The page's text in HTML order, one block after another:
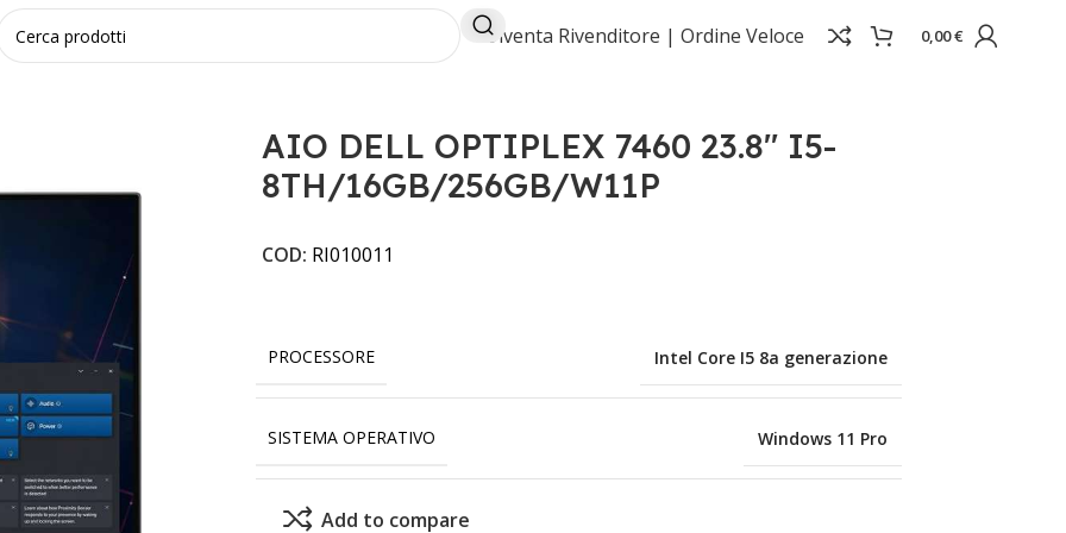
Diventa Rivenditore | Ordine Veloce 0,00€
I5-8TH/16GB/256GB/W11P
AIO DELL OPTIPLEX 7460 23.8" I5-
8TH/16GB/256GB/W11P
COD: RI010011
PROCESSORE Intel Core I5 8a generazione
SISTEMA OPERATIVO Windows 11 Pro
Add to compare